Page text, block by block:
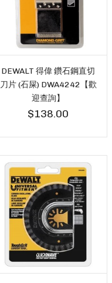
DEWALT 得偉 鑽石鋼直切
刀片 (石屎) DWA4242【歡
迎查詢】
$138.00